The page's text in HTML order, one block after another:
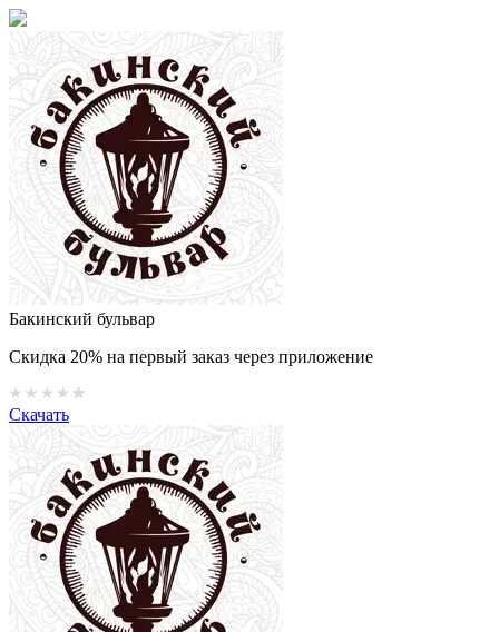
Бакинский бульвар
Скидка 20% на первый заказ через приложение
Скачать